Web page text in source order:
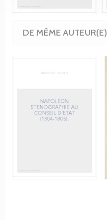
DE MÊME AUTEUR(E)